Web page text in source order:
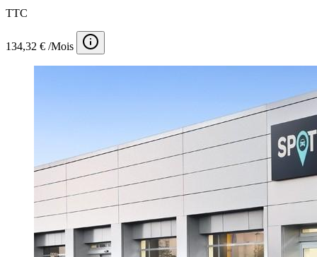
TTC
134,32 € /Mois